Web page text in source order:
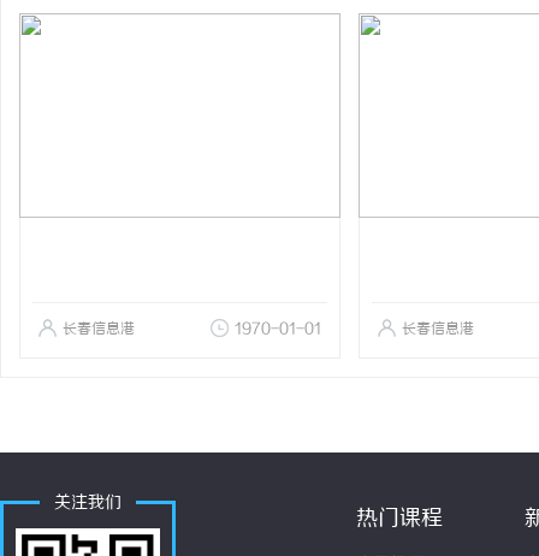
长春信息港 1970-01-01 长春信息港
关注我们
热门课程